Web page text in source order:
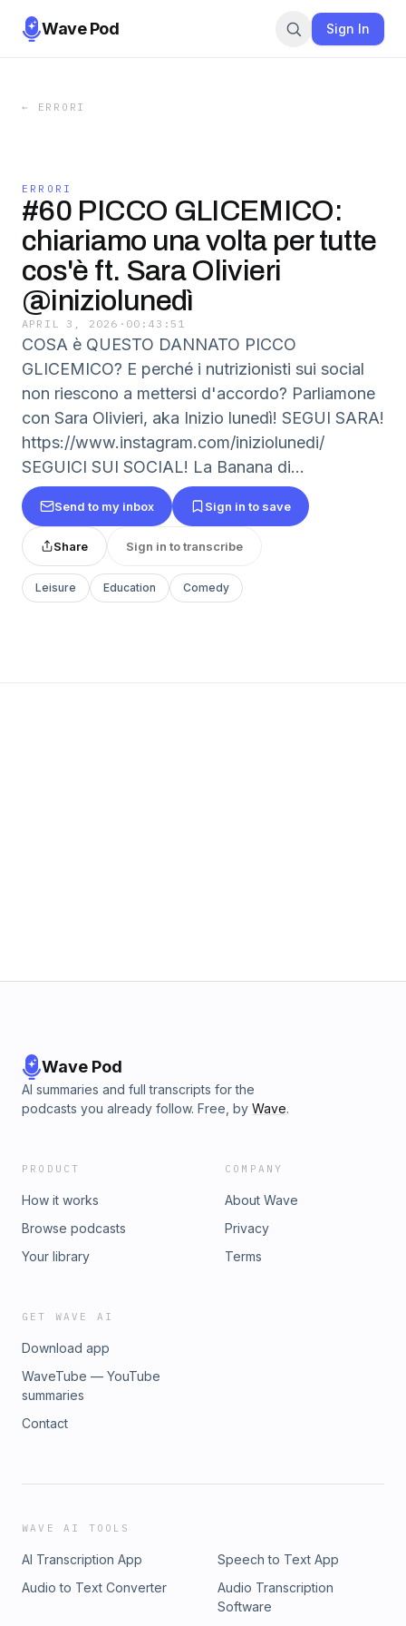
Wave Pod Sign In
← ERRORI
ERRORI
#60 PICCO GLICEMICO:
chiariamo una volta per tutte
cos'è ft. Sara Olivieri
@iniziolunedì
APRIL 3, 2026 · 00:43:51
COSA è QUESTO DANNATO PICCO
GLICEMICO? E perché i nutrizionisti sui social
non riescono a mettersi d'accordo? Parliamone
con Sara Olivieri, aka Inizio lunedì! SEGUI SARA!
https://www.instagram.com/iniziolunedi/
SEGUICI SUI SOCIAL! La Banana di...
Send to my inbox Sign in to save
Share Sign in to transcribe
Leisure Education Comedy
Wave Pod
AI summaries and full transcripts for the
podcasts you already follow. Free, by Wave.
PRODUCT
How it works
Browse podcasts
Your library
COMPANY
About Wave
Privacy
Terms
GET WAVE AI
Download app
WaveTube — YouTube
summaries
Contact
WAVE AI TOOLS
AI Transcription App
Speech to Text App
Audio to Text Converter
Audio Transcription
Software